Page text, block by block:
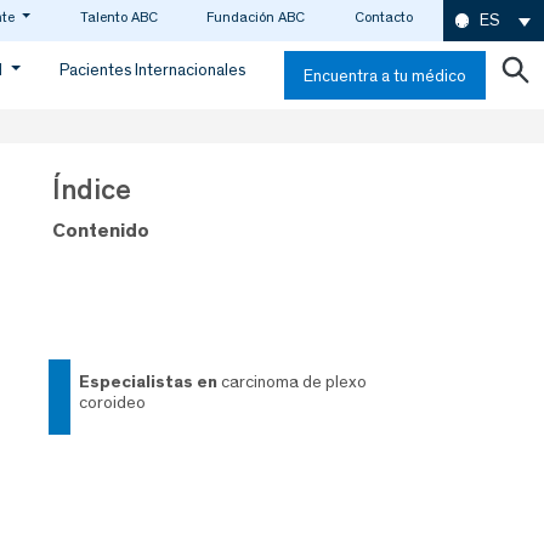
Talento ABC Fundación ABC Contacto ES
Pacientes Internacionales Encuentra a tu médico
Índice
Contenido
especialistas en carcinoma de plexo
coroideo